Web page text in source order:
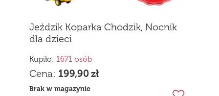
Jeździk Koparka Chodzik, Nocnik
dla dzieci
Kupiło: 1671 osób
Cena: 199,90zł
Brak w magazynie